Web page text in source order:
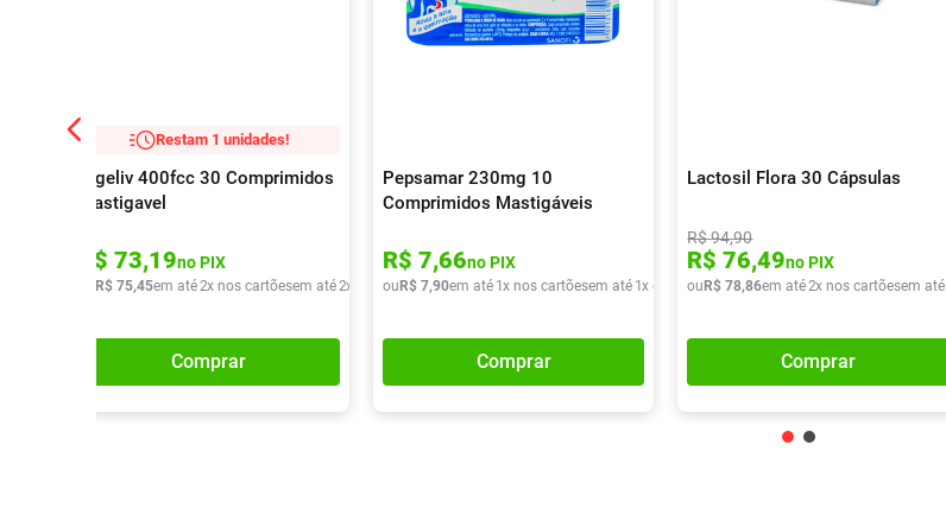
Restam 1 unidades!
Digeliv 400fcc 30 Comprimidos
Mastigavel
R$ 73,19no PIX
R$ 75,45em até2x nos cartõesem até2x de R$ 37,72
Comprar
Pepsamar 230mg 10
Comprimidos Mastigáveis
R$ 7,66no PIX
ou R$ 7,90em até 1x nos cartõesem até 1x de R$ 7, 90
Comprar
Lactosil Flora 30 Cápsulas
R$94,90
R$ 76,49no PIX
ou R$ 78,86em até2x nos cartõesem até
Comprar